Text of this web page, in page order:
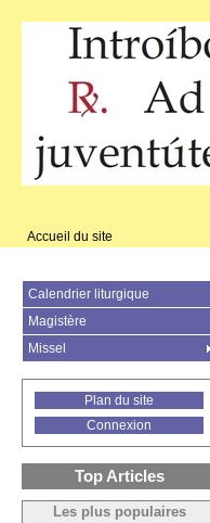
Accueil du site
Calendrier liturgique
Magistère
Missel
Plan du site
Connexion
Top Articles
Les plus populaires